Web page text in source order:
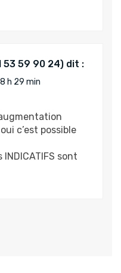
dit :
h 29 min
c’est possible
sont